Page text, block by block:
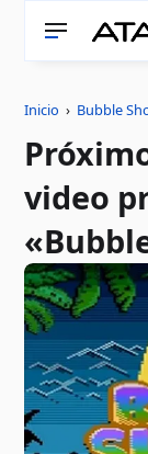
Inicio › Bubble
video